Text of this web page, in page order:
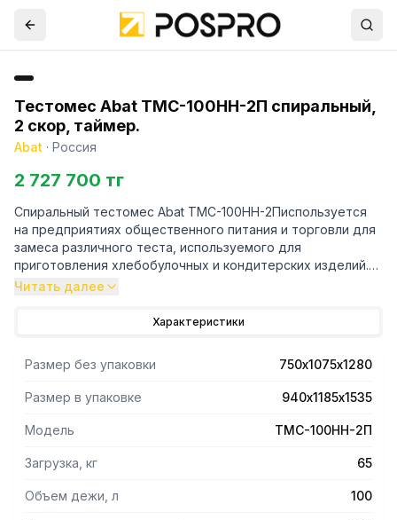
Тестомес Abat ТМС-100НН-2П спиральный,
2 скор, таймер.
Abat · Россия
2 727 700 тг
Спиральный тестомес Abat ТМС-100НН-2Писпользуется
на предприятиях общественного питания и торговли для
замеса различного теста, используемого для
приготовления хлебобулочных и кондитерских изделий.
конструкционной стали с полимерным покрытием,
нержавеющей стали AISI 304.
- Электронная программируемаяпанель управления.
- Ременнойпривод.
- Таймер.
- Реверс дежи и спирали.
- Скругленные внутренние углы дежи для облегчения
Читать далее
Характеристики
Размер без упаковки 750х1075х1280
Размер в упаковке 940х1185х1535
Модель ТМС-100НН-2П
Загрузка, кг 65
Объем дежи, л 100